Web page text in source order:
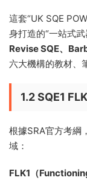
這套“UK SQE
身打造的“一站式
Revise SQE、
六大機構的教材、
1.2 SQE1
根據SRA官方考綱
域：
FLK1（